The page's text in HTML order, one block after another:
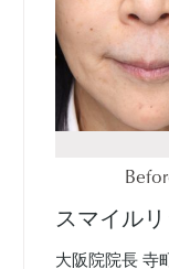
スマイル
大阪院院長 寺